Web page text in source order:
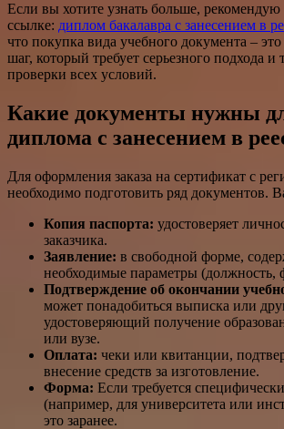
Если вы хотите узнать больше, рекомендую
ссылке: диплом бакалавра с занесением в
что покупка вида учебного документа –
шаг, который требует серьезного подхода и
проверки всех условий.
Какие документы нужны
диплома с занесением в
Для оформления заказа на сертификат с
необходимо подготовить ряд документов.
Копия паспорта: удостоверяет
заказчика.
Заявление: в свободной форме,
необходимые параметры (должность,
Подтверждение об окончании
может понадобиться выписка или
удостоверяющий получение
или вузе.
Оплата: чеки или квитанции,
внесение средств за изготовление.
Форма: Если требуется
(например, для университета или
это заранее.